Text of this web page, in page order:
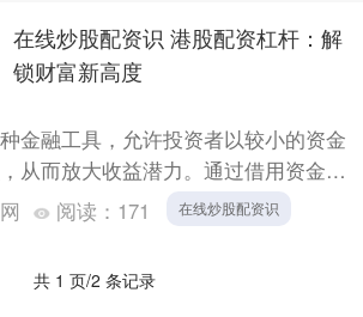
在线炒股配资识 港股配资杠杆：解
锁财富新高度
金融工具，允许投资者以较小的资金
从而放大收益潜力。通过借用资金，
股票，增加投资组合的价值。 盈透
阅读： 171 在线炒股配资识
共 1 页/2 条记录